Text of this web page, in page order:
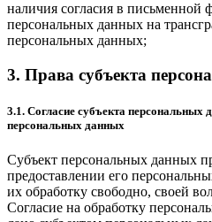
наличия согласия в письменной
персональных данных на
персональных данных;
3. Права субъекта
3.1. Согласие субъекта персональных
персональных данных
Субъект персональных данных
предоставлении его
их обработку свободно, своей
Согласие на обработку